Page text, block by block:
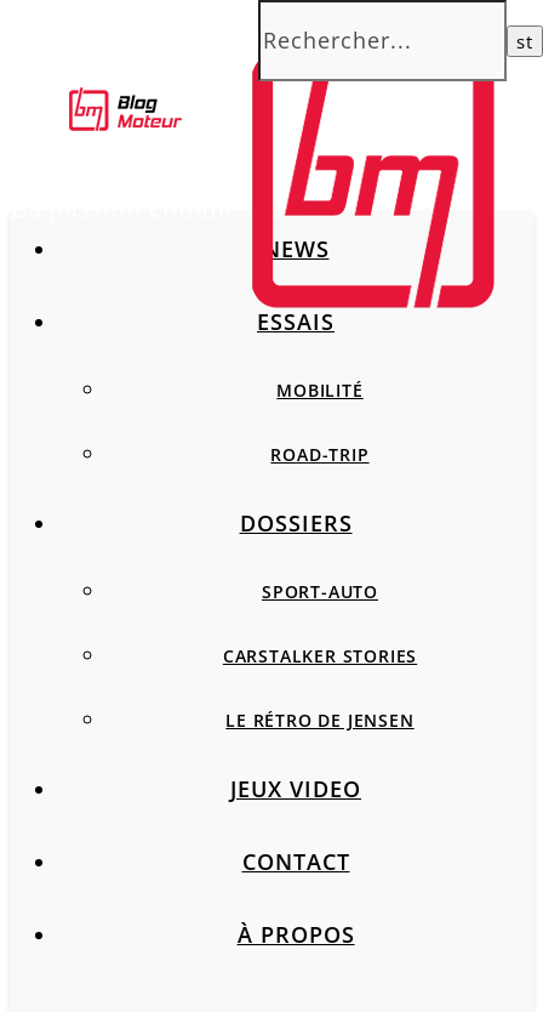
La passion comme moteur
NEWS
ESSAIS
MOBILITÉ
ROAD-TRIP
DOSSIERS
SPORT-AUTO
CARSTALKER STORIES
LE RÉTRO DE JENSEN
JEUX VIDEO
CONTACT
À PROPOS